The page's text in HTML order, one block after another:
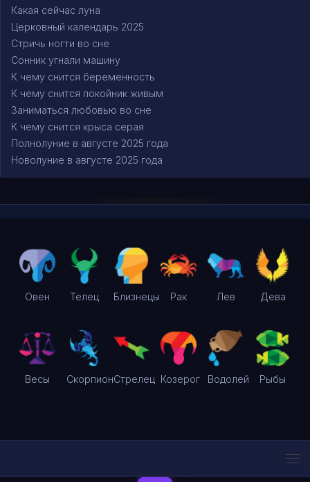
Какая сейчас луна
Церковный календарь 2025
Стричь ногти во сне
Сонник угнали машину
К чему снится беременность
К чему снится покойник живым
Заниматься любовью во сне
К чему снится крыса серая
Полнолуние в августе 2025 года
Новолуние в августе 2025 года
Овен Телец Близнецы Рак Лев Дева
Весы СкорпионСтрелец Козерог Водолей Рыбы